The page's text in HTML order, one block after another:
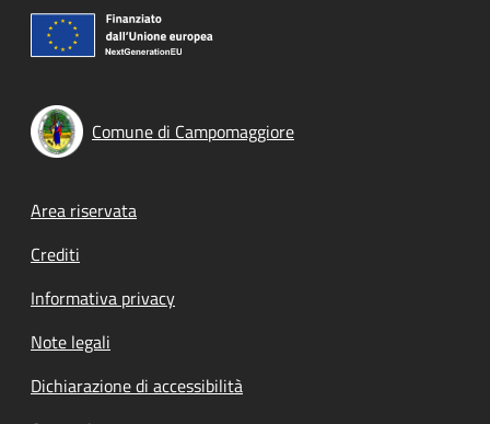
Comune di Campomaggiore
Footer menu
Area riservata
Crediti
Informativa privacy
Note legali
Dichiarazione di accessibilità